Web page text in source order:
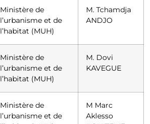
Ministère de
l’urbanisme et de
l’habitat (MUH)
M. Tchamdja
ANDJO
Ministère de
l’urbanisme et de
l’habitat (MUH)
M. Dovi
KAVEGUE
Ministère de
l’urbanisme et de
M Marc
Aklesso